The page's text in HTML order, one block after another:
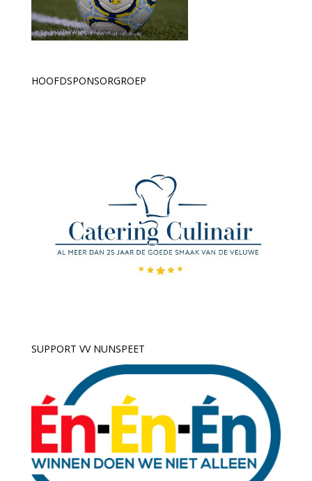
HOOFDSPONSORGROEP
SUPPORT VV NUNSPEET